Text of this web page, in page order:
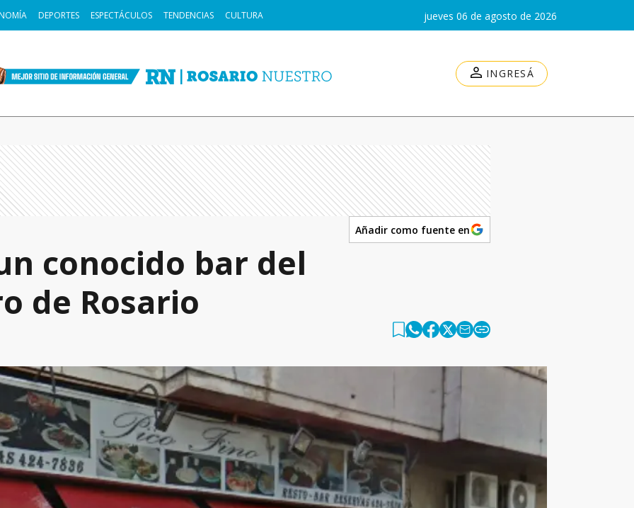
DEPORTES ESPECTÁCULOS TENDENCIAS CULTURA jueves 06 de agosto de 2026
INGRESÁ
Añadir como fuente en
conocido bar del
de Rosario